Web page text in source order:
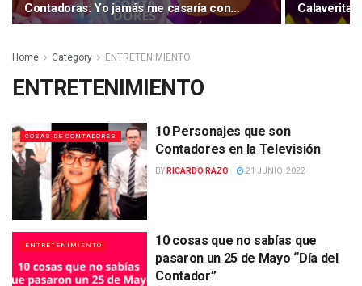
Contadoras: Yo jamás me casaría con…
Home Category ENTRETENIMIENTO
ENTRETENIMIENTO
COSAS DE CONTADORES
10 Personajes que son
Contadores en la Televisión
BY RICARDO RAZO 21 JUNIO, 2022
ENTRETENIMIENTO
10 cosas que no sabías que
pasaron un 25 de Mayo “Día del
Contador”